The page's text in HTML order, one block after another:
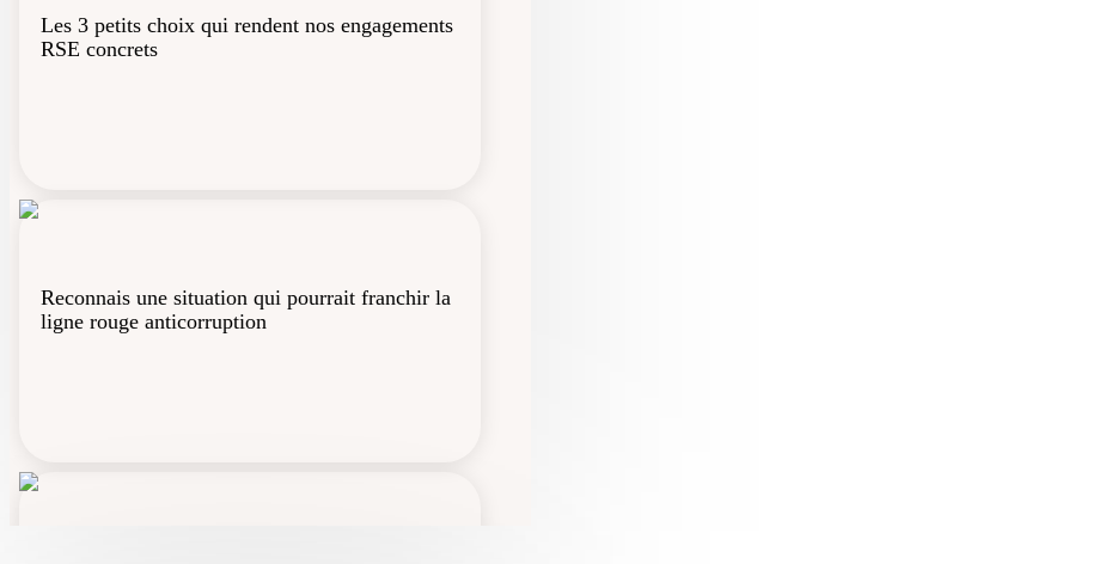
Les 3 petits choix qui rendent nos engagements
RSE concrets
Reconnais une situation qui pourrait franchir la
ligne rouge anticorruption